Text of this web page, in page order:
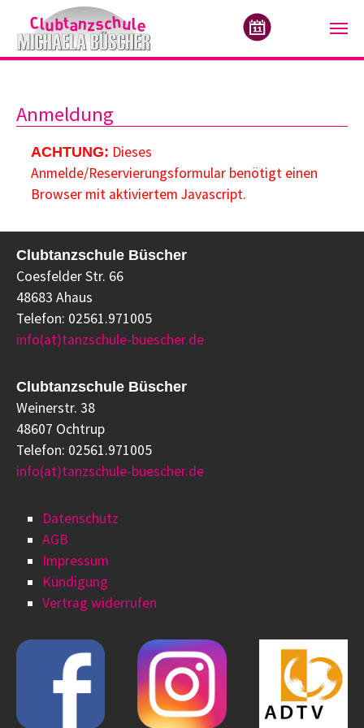
Zum Hauptinhalt springen
Anmeldung
ACHTUNG: Dieses
Anmelde/Reservierungsformular benötigt einen
Browser mit aktiviertem Javascript.
Clubtanzschule Büscher
Coesfelder Str. 66
48683 Ahaus
Telefon: 02561.971005
info(at)tanzschule-buescher.de
Clubtanzschule Büscher
Weinerstr. 38
48607 Ochtrup
Telefon: 02561.971005
info(at)tanzschule-buescher.de
Datenschutz
AGB
Impressum
Kündigung
Vertrag widerrufen